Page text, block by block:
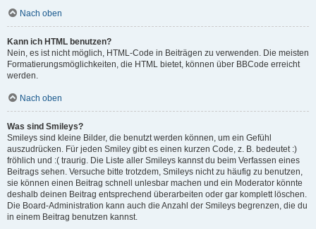
Nach oben
Kann ich HTML benutzen?
Nein, es ist nicht möglich, HTML-Code in Beiträgen zu verwenden. Die meisten
Formatierungsmöglichkeiten, die HTML bietet, können über BBCode erreicht
werden.
Nach oben
Was sind Smileys?
Smileys sind kleine Bilder, die benutzt werden können, um ein Gefühl
auszudrücken. Für jeden Smiley gibt es einen kurzen Code, z. B. bedeutet :)
fröhlich und :( traurig. Die Liste aller Smileys kannst du beim Verfassen eines
Beitrags sehen. Versuche bitte trotzdem, Smileys nicht zu häufig zu benutzen,
sie können einen Beitrag schnell unlesbar machen und ein Moderator könnte
deshalb deinen Beitrag entsprechend überarbeiten oder gar komplett löschen.
Die Board-Administration kann auch die Anzahl der Smileys begrenzen, die du
in einem Beitrag benutzen kannst.